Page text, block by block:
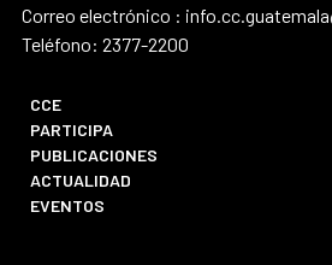
Correo electrónico :
Teléfono: 2377-2200
CCE
PARTICIPA
PUBLICACIONES
ACTUALIDAD
EVENTOS